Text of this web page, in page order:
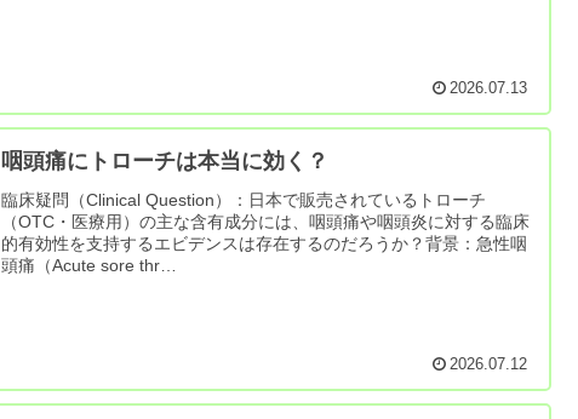
2026.07.13
咽頭痛にトローチは本当に効く？
臨床疑問（Clinical Question）：日本で販売されているトローチ
（OTC・医療用）の主な含有成分には、咽頭痛や咽頭炎に対する臨床
的有効性を支持するエビデンスは存在するのだろうか？背景：急性咽
頭痛（Acute sore thr…
2026.07.12